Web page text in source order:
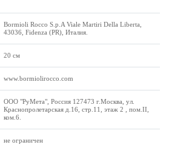
Bormioli Rocco S.p.A Viale Martiri Della Liberta,
43036, Fidenza (PR), Италия.
20 см
www.bormiolirocco.com
ООО "РуМета", Россия 127473 г.Москва, ул.
Краснопролетарская д.16, стр.11, этаж 2 , пом.II,
ком.6.
не ограничен